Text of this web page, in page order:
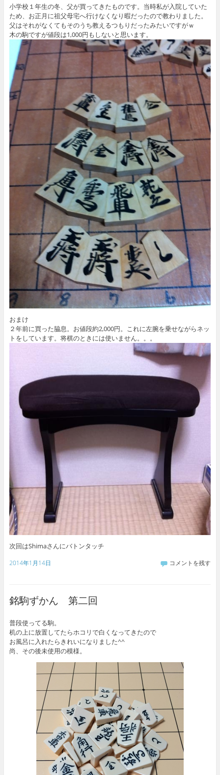
小学校１年生の冬、父が買ってきたものです。当時私が入院していた
ため、お正月に祖父母宅へ行けなくなり暇だったので教わりました。
父はそれがなくてもそのうち教えるつもりだったみたいですがｗ
木の駒ですが値段は1,000円もしないと思います。
おまけ
２年前に買った脇息。お値段約2,000円。これに左腕を乗せながらネッ
トをしています。将棋のときには使いません。。。
次回はShimaさんにバトンタッチ
2014年1月14日 コメントを残す
銘駒ずかん 第二回
普段使ってる駒。
机の上に放置してたらホコリで白くなってきたので
お風呂に入れたらきれいになりました^^
尚、その後未使用の模様。